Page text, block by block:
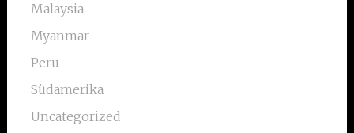
Malaysia
Myanmar
Peru
Südamerika
Uncategorized